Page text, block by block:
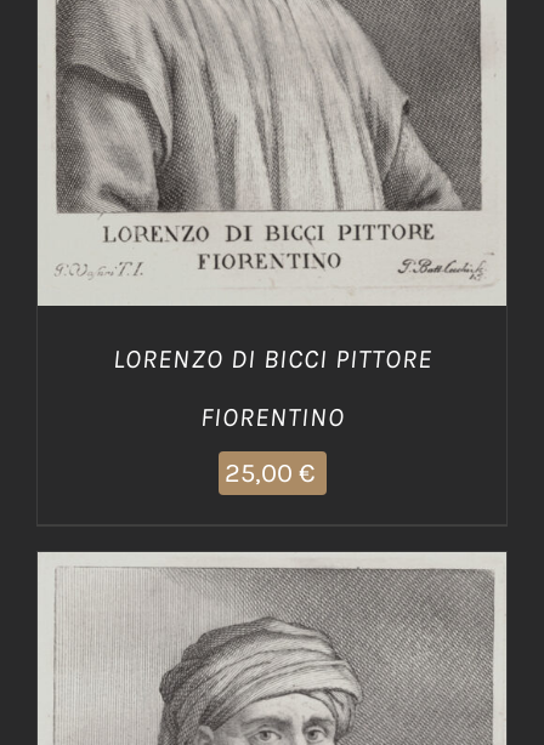
LORENZO DI BICCI PITTORE
FIORENTINO
25,00 €